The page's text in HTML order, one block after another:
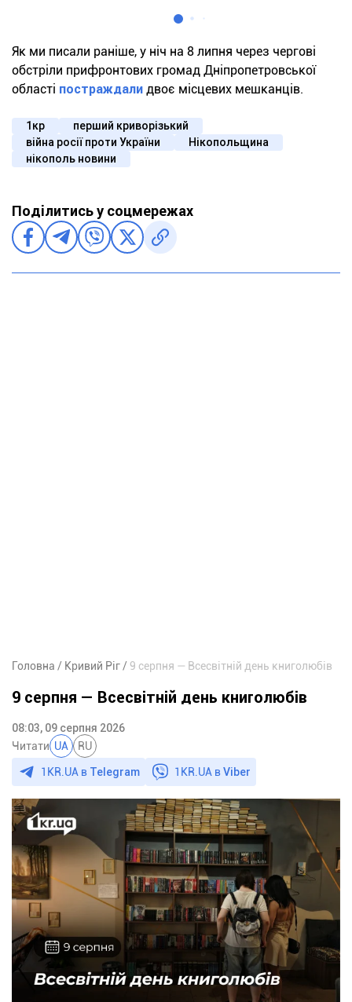
Як ми писали раніше, у ніч на 8 липня через чергові
обстріли прифронтових громад Дніпропетровської
області постраждали двоє місцевих мешканців.
1кр
перший криворізький
війна росії проти України
Нікопольщина
нікополь новини
Поділитись у соцмережах
Головна Кривий Ріг 9 серпня — Всесвітній день книголюбів
9 серпня — Всесвітній день книголюбів
08:03, 09 серпня 2026
Читати UA RU
1KR.UA в Telegram 1KR.UA вViber